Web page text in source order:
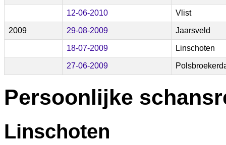
12-06-2010 Vlist
2009 29-08-2009 Jaarsveld
18-07-2009 Linschoten
27-06-2009
Persoonlijke
Linschoten